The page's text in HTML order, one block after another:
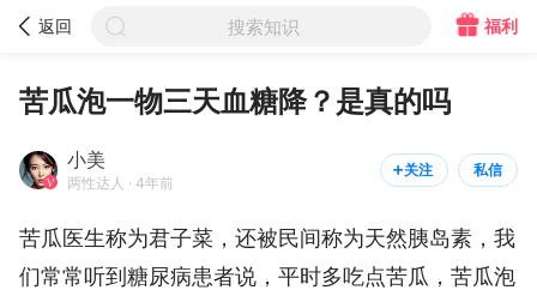
返回  搜索知识 福利
  两性达人
苦瓜泡一物三天血糖降？是真的吗

小美
两性达人 · 4年前
关注 私信
苦瓜医生称为君子菜，还被民间称为天然胰岛素，我
们常常听到糖尿病患者说，平时多吃点苦瓜，苦瓜泡